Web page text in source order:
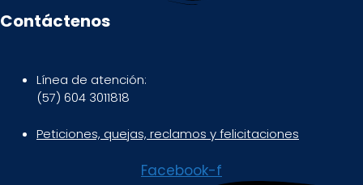
Contáctenos
Línea de atención:
(57) 604 3011818
Peticiones, quejas, reclamos y felicitaciones
Facebook-f